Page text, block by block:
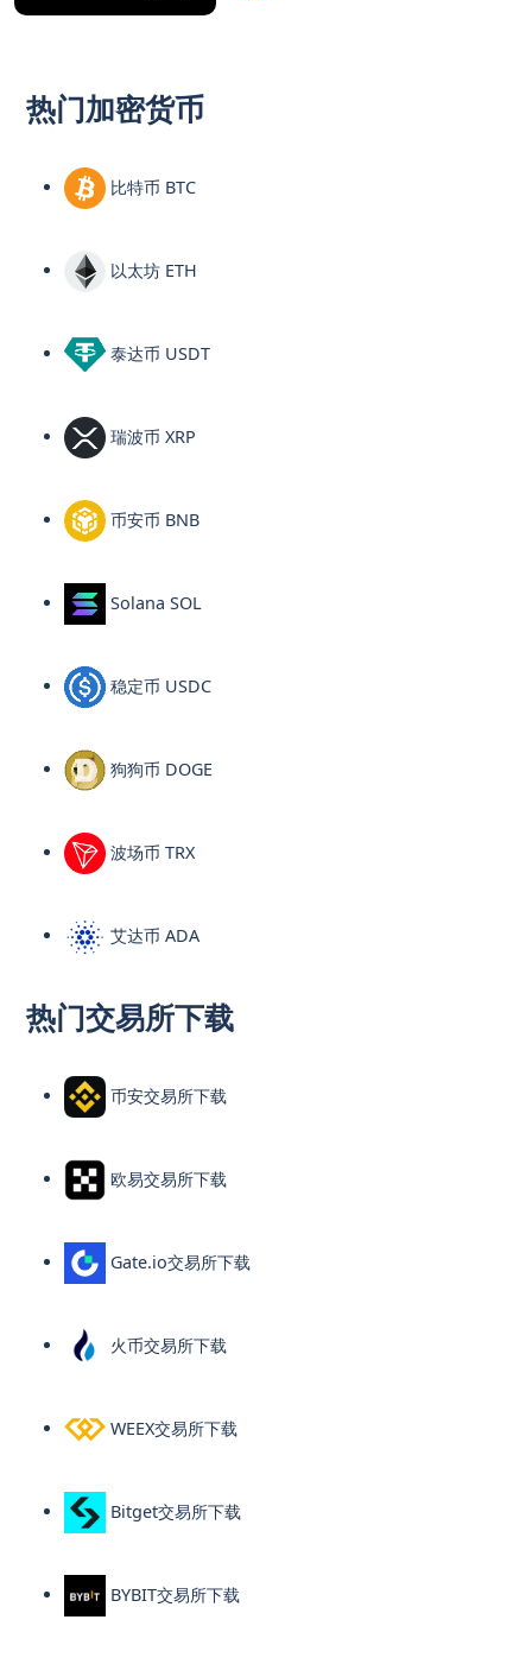
热门加密货币
比特币 BTC
以太坊 ETH
泰达币 USDT
瑞波币 XRP
币安币 BNB
Solana SOL
稳定币 USDC
狗狗币 DOGE
波场币 TRX
艾达币 ADA
热门交易所下载
币安交易所下载
欧易交易所下载
Gate.io交易所下载
火币交易所下载
WEEX交易所下载
Bitget交易所下载
BYBIT交易所下载